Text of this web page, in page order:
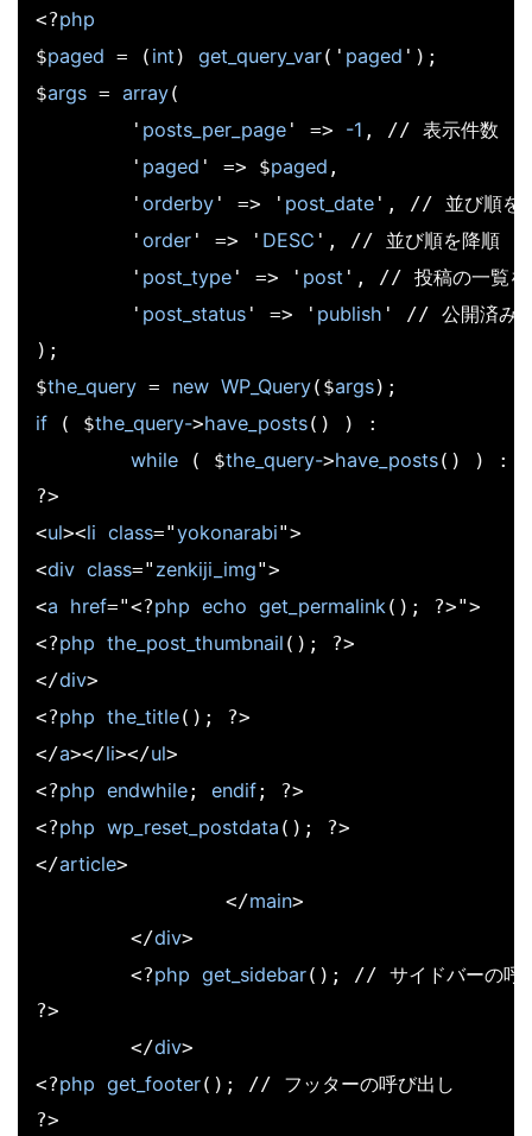
<?php
$paged = ( int ) get_query_var(' paged ');
$args = array(
	'
posts_per_page ' => -1 , // 表示件数
	'
paged ' => $paged ,
	'
orderby ' => ' post_date ', // 並び順を
	'
order ' => ' DESC ', // 並び順を降順
	'
post_type ' => ' post ', // 投稿の一覧を
	'
post_status ' => ' publish ' // 公開済みの
);
$the_query = new WP_Query($args
if ( $the_query->have_posts() ) :
while ( $the_query->have_posts() ) : $
?>
<ul><li class="yokonarabi">
<div class=" zenkiji_img">
<a href="<?php echo get_permalink (); ?>">
<?php the_post_thumbnail (); ?>
</div>
<?php the_title(); ?>
</a></li></ul>
<?php endwhile; endif; ?>
<?php wp_reset_postdata (); ?>
</article>
		</
main>
	</
div>
	<?
php get_sidebar(); // サイドバーの呼
?>
	</
div>
<?php get_footer(); // フッターの呼び出し
?>